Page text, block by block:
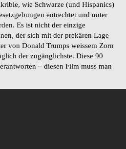
wie Schwarze (und Hispanics)
entrechtet und unter
Es ist nicht der einzige
der sich mit der prekären Lage
von Donald Trumps weissem Zorn
der zugänglichste. Diese 90
– diesen Film muss man